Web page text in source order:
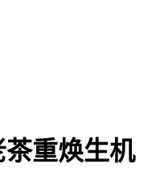
重焕生机